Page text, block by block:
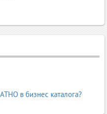
ръководство за дома,
хигиена
среда – както в дома, така
ресторанти, офиси,
и търговски площи.
и специализирани
продукти за ежедневна и
в бизнес каталога?